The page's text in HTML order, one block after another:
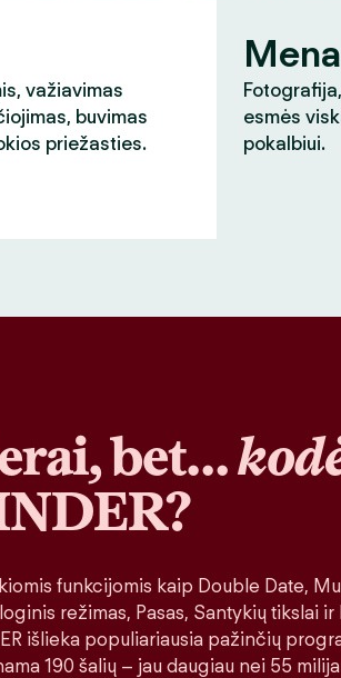
važiavimas
buvimas
priežasties.
esmės
pokalbiui.
bet…
funkcijomis kaip Double Date,
režimas, Pasas, Santykių tikslai
išlieka populiariausia pažinčių
190 šalių – jau daugiau nei 55